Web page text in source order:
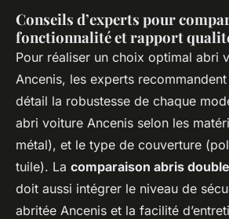
Conseils d’experts pour
fonctionnalité et rapport
Pour réaliser un choix optimal abri
Ancenis, les experts recommandent
détail la robustesse de chaque
abri voiture Ancenis selon les
métal), et le type de couverture
tuile). La comparaison abris
doit aussi intégrer le niveau de
abritée Ancenis et la facilité